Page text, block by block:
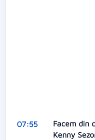
07:55
Facem din
Kenny